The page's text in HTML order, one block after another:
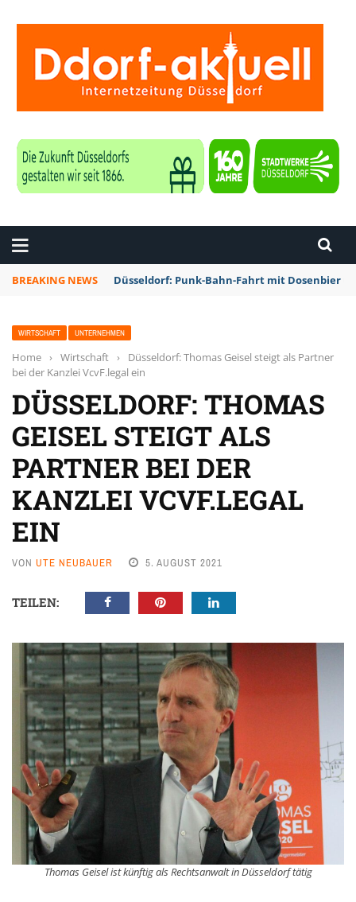
BREAKING NEWS Düsseldorf: Punk-Bahn-Fahrt mit Dosenbier
WIRTSCHAFT UNTERNEHMEN
Home › Wirtschaft ›
Düsseldorf: Thomas Geisel steigt als Partner
bei der Kanzlei VcvF.legal ein
DÜSSELDORF: THOMAS
GEISEL STEIGT ALS
PARTNER BEI DER
KANZLEI VCVF.LEGAL
EIN
VON UTE NEUBAUER 5. AUGUST 2021
TEILEN:
Thomas Geisel ist künftig als Rechtsanwalt in Düsseldorf tätig